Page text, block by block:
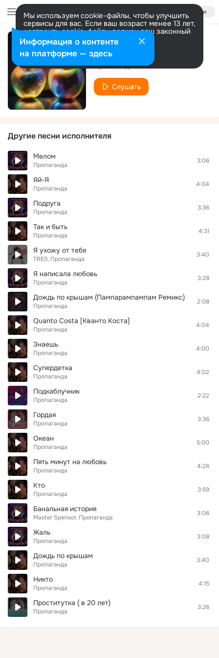
Войти
Мы используем cookie-файлы, чтобы улучшить
сервисы для вас. Если ваш возраст менее 13 лет,
настроить cookie-файлы должен ваш законный
представитель. Больше информации
Разрешить все Настроить
Яблоки Ретро
Пропаганда
Слушать
Другие песни исполнителя
Мелом
Пропаганда
3:06
Яй-Я
Пропаганда
4:04
Подруга
Пропаганда
3:36
Так и быть
Пропаганда
4:31
Я ухожу от тебя
TRES Пропаганда
3:40
Я написала любовь
Пропаганда
3:28
Дождь по крышам (Пампарампампам Ремикс)
Пропаганда
2:08
Quanto Costa [Кванто Коста]
Пропаганда
4:04
Знаешь
Пропаганда
4:00
Супердетка
Пропаганда
4:02
Подкаблучник
Пропаганда
2:22
Гордая
Пропаганда
3:36
Океан
Пропаганда
5:00
Пять минут на любовь
Пропаганда
4:26
Кто
Пропаганда
3:59
Банальная история
Master Spensor Пропаганда
3:06
Жаль
Пропаганда
3:08
Дождь по крышам
Пропаганда
3:40
Никто
Пропаганда
4:15
Проститутка ( в 20 лет)
Пропаганда
3:26
Информация о контенте
на платформе — здесь